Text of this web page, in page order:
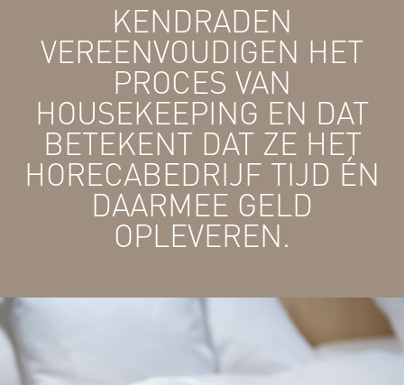
KENDRADEN
VEREENVOUDIGEN HET
PROCES VAN
HOUSEKEEPING EN DAT
BETEKENT DAT ZE HET
HORECABEDRIJF TIJD ÉN
DAARMEE GELD
OPLEVEREN.